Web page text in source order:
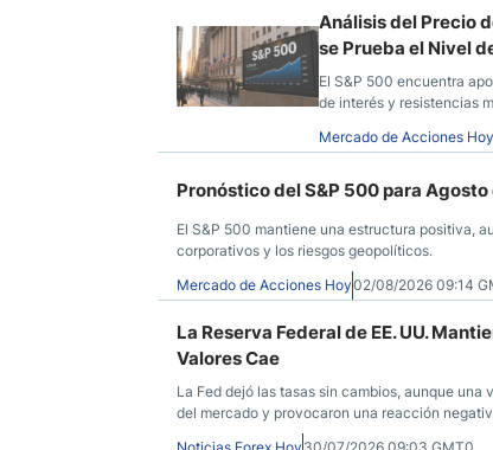
Análisis del Precio
se Prueba el Nivel
El S&P 500 encuentra
de interés y resistencias
Mercado de Acciones Hoy
Pronóstico del S&P 500 para
El S&P 500 mantiene una estructura positiva,
corporativos y los riesgos geopolíticos.
Mercado de Acciones Hoy02/08/2026 09:14
La Reserva Federal de EE. UU.
Valores Cae
La Fed dejó las tasas sin cambios, aunque
del mercado y provocaron una reacción